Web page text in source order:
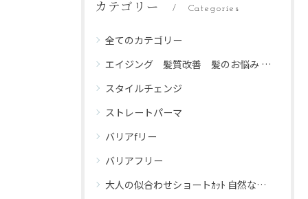
カテゴリー Categories
全てのカテゴリー
エイジング 髪質改善 髪のお悩み 頭皮ケア
スタイルチェンジ
ストレートパーマ
バリアfリー
バリアフリー
大人の似合わせショートｶｯﾄ 自然な仕上がり